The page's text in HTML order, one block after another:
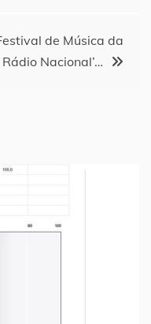
de Música da
Rádio Nacional’…